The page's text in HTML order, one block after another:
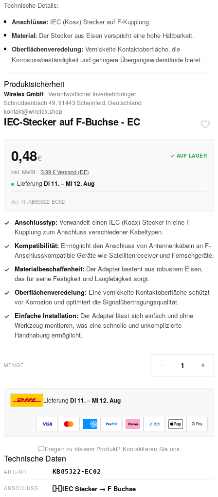
Technische Details:
Anschlüsse: IEC (Koax) Stecker auf F-Kupplung.
Material: Der Stecker aus Eisen verspricht eine hohe Haltbarkeit.
Oberflächenveredelung:Vernickelte Kontaktoberfläche, die
Korrosionsbeständigkeit und geringere Übergangswiderstände bietet.
Produktsicherheit
Wirelex GmbH · Verantwortlicher Inverkehrbringer
Schnodsenbach 49, 91443 Scheinfeld, Deutschland
kontakt@wirelex.shop
IEC-Stecker auf F-Buchse - EC
0,48€ ✓ AUF LAGER
inkl. MwSt. · 3,99 € Versand (DE)
Lieferung Di11. –Mi12.Aug
Art.-Nr.KB85322-EC02
✓ Anschlusstyp: Verwandelt einen IEC (Koax) Stecker in eine F-
Kupplung zum Anschluss verschiedener Kabeltypen.
✓
Kompatibilität: Ermöglicht den Anschluss von Antennenkabeln an F-
Anschlusskompatible Geräte wie Satellitenreceiver und Fernsehgeräte.
✓ Materialbeschaffenheit: Der Adapter besteht aus robustem Eisen,
das für seine Festigkeit und Langlebigkeit sorgt.
✓ Oberflächenveredelung: Eine vernickelte Kontaktoberfläche schützt
vor Korrosion und optimiert die Signalübertragungsqualität.
✓
Einfache Installation: Der Adapter lässt sich einfach und ohne
Werkzeug montieren, was eine schnelle und unkomplizierte
Handhabung ermöglicht.
MENGE − 1 +
Lieferung Di 11. – Mi 12. Aug
Fragen zu diesem Produkt? Kontaktieren Sie uns
Technische Daten
ART.-NR. KB85322-EC02
ANSCHLUSS IEC Stecker → F Buchse